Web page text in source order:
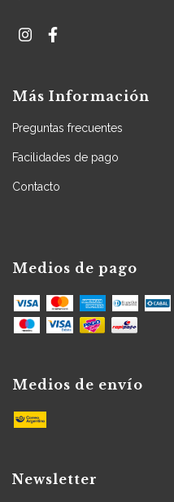
Más Información
Preguntas frecuentes
Facilidades de pago
Contacto
Medios de pago
Medios de envío
Newsletter